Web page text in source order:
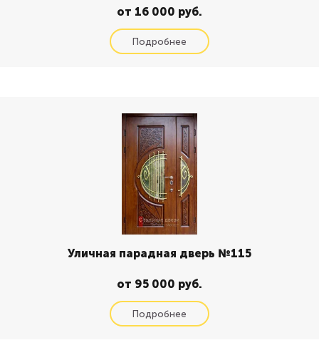
от 16 000 руб.
Уличная парадная дверь №115
от 95 000 руб.